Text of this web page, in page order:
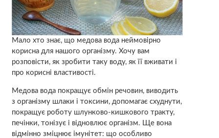
Мало хто знає, що медова вода неймовірно
корисна для нашого організму. Хочу вам
розповісти, як зробити таку воду, як її вживати і
про корисні властивості.
Медова вода покращує обмін речовин, виводить
з організму шлаки і токсини, допомагає схуднути,
покращує роботу шлунково-кишкового тракту,
печінки, тонізує і відновлює організм. Ще вона
відмінно зміцнює імунітет: що особливо